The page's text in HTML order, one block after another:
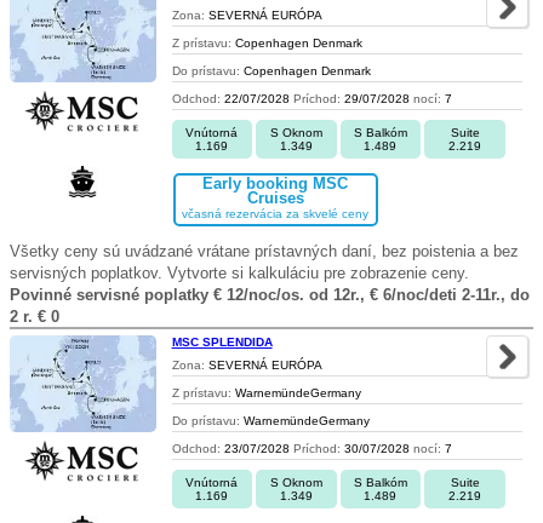
Zona: SEVERNÁ EURÓPA
Z prístavu: Copenhagen Denmark
Do prístavu: Copenhagen Denmark
Odchod: 22/07/2028 Príchod: 29/07/2028 nocí: 7
Vnútorná
1.169
S Oknom
1.349
S Balkóm
1.489
Suite
2.219
Early booking MSC
Cruises
včasná rezervácia za skvelé ceny
Všetky ceny sú uvádzané vrátane prístavných daní, bez poistenia a bez
servisných poplatkov. Vytvorte si kalkuláciu pre zobrazenie ceny.
Povinné servisné poplatky € 12/noc/os. od 12r., € 6/noc/deti 2-11r., do
2 r. € 0
MSC SPLENDIDA
Zona: SEVERNÁ EURÓPA
Z prístavu: WarnemündeGermany
Do prístavu: WarnemündeGermany
Odchod: 23/07/2028 Príchod: 30/07/2028 nocí: 7
Vnútorná
1.169
S Oknom
1.349
S Balkóm
1.489
Suite
2.219